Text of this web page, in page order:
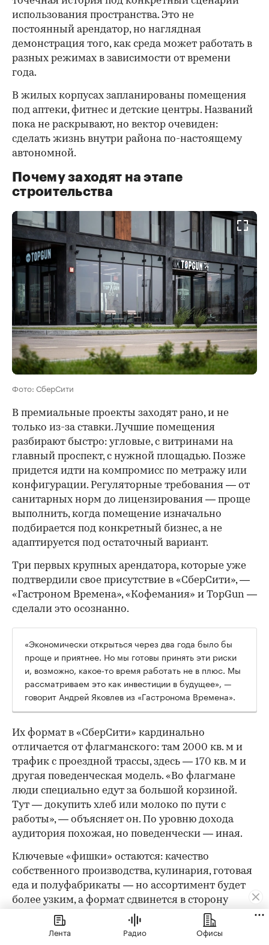
использования пространства. Это не
постоянный арендатор, но наглядная
демонстрация того, как среда может работать в
разных режимах в зависимости от времени
года.
В жилых корпусах запланированы помещения
под аптеки, фитнес и детские центры. Названий
пока не раскрывают, но вектор очевиден:
сделать жизнь внутри района по-настоящему
автономной.
Почему заходят на этапе
строительства
Фото: СберСити
В премиальные проекты заходят рано, и не
только из-за ставки. Лучшие помещения
разбирают быстро: угловые, с витринами на
главный проспект, с нужной площадью. Позже
придется идти на компромисс по метражу или
конфигурации. Регуляторные требования — от
санитарных норм до лицензирования — проще
выполнить, когда помещение изначально
подбирается под конкретный бизнес, а не
адаптируется под остаточный вариант.
Три первых крупных арендатора, которые уже
подтвердили свое присутствие в «СберСити», —
«Гастроном Времена», «Кофемания» и TopGun —
сделали это осознанно.
«Экономически открыться через два года было бы
проще и приятнее. Но мы готовы принять эти риски
и, возможно, какое-то время работать не в плюс. Мы
рассматриваем это как инвестиции в будущее», —
говорит Андрей Яковлев из «Гастронома Времена».
Их формат в «СберСити» кардинально
отличается от флагманского: там 2000 кв. м и
трафик с проездной трассы, здесь — 170 кв. м и
другая поведенческая модель. «Во флагмане
люди специально едут за большой корзиной.
Тут — докупить хлеб или молоко по пути с
работы», — объясняет он. По уровню дохода
аудитория похожая, но поведенчески — иная.
Ключевые «фишки» остаются: качество
собственного производства, кулинария, готовая
еда и полуфабрикаты — но ассортимент будет
более узким, а формат сдвинется в сторону
ежедневных небольших покупок. Впрочем,
малым форматом история не ограничивается: в
Лента Радио Офисы